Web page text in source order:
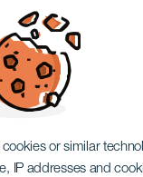
cookies or similar
IP addresses and